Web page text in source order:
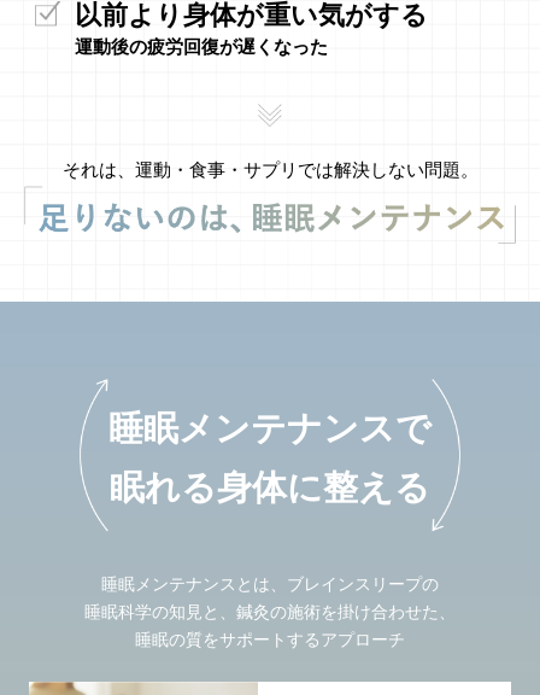
以前より身体が重い気がする
運動後の疲労回復が遅くなった
それは、運動・食事・サプリでは解決しない問題。
睡眠メンテナンスで
眠れる身体に整える
睡眠メンテナンスとは、ブレインスリープの
睡眠科学の知見と、鍼灸の施術を掛け合わせた、
睡眠の質をサポートするアプローチ